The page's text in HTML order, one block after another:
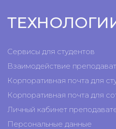
Сервисы для студентов
Взаимодействие
Корпоративная почта для
Корпоративная почта для
Личный кабинет
Персональные данные